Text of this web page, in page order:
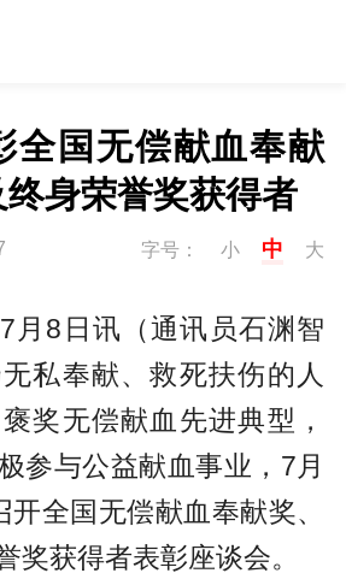
全国无偿献血奉献
身荣誉奖获得者
字号： 小 中 大
月8日讯（通讯员石渊智
私奉献、救死扶伤的人
奖无偿献血先进典型，
参与公益献血事业，7月
全国无偿献血奉献奖、
奖获得者表彰座谈会。